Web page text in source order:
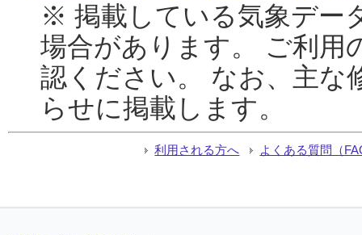
※ 掲載している気象デー
場合があります。 ご利用
認ください。 なお、主な
らせに掲載します。
利用される方へ よくある質問（